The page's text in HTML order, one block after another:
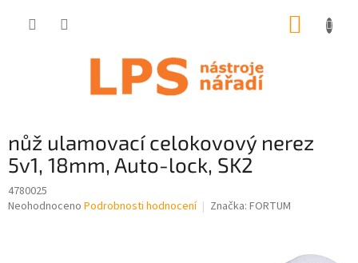
nůž ulamovací celokovový nerez
5v1, 18mm, Auto-lock, SK2
4780025
Průměrné
Neohodnoceno Podrobnosti hodnocení Značka: FORTUM